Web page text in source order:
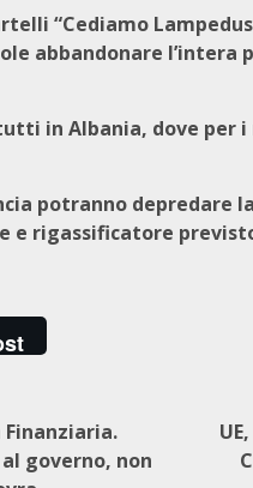
“Cediamo
abbandonare
in Albania, dove per
potranno depredare
rigassificatore
governo, non